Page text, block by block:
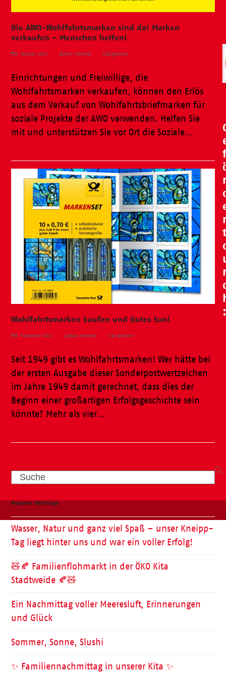
Die AWO-Wohlfahrtsmarken sind da! Marken
verkaufen – Menschen helfen!
3. Februar 2023 Maik Herfurth Allgemein
Einrichtungen und Freiwillige, die
Wohlfahrtsmarken verkaufen, können den Erlös
aus dem Verkauf von Wohlfahrtsbriefmarken für
soziale Projekte der AWO verwenden. Helfen Sie
mit und unterstützen Sie vor Ort die Soziale…
Wohlfahrtsmarken kaufen und Gutes tun!
5. November 2021 Maik Herfurth Allgemein
Seit 1949 gibt es Wohlfahrtsmarken! Wer hätte bei
der ersten Ausgabe dieser Sonderpostwertzeichen
im Jahre 1949 damit gerechnet, dass dies der
Beginn einer großartigen Erfolgsgeschichte sein
könnte? Mehr als vier…
Search
Neueste Beiträge
Wasser, Natur und ganz viel Spaß – unser Kneipp-
Tag liegt hinter uns und war ein voller Erfolg!
🧸🍂 Familienflohmarkt in der ÖKO Kita
Stadtweide 🍂🧸
Ein Nachmittag voller Meeresluft, Erinnerungen
und Glück
Sommer, Sonne, Slushi
✨ Familiennachmittag in unserer Kita ✨
f
r
r
t
r
: